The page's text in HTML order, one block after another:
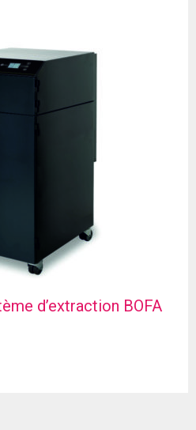
d’extraction BOFA